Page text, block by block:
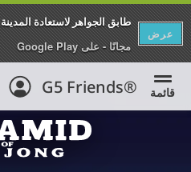
®Jewels of Rome: طابق الجواهر لاستعادة المدينة
مجانًا - على Google Play
عرض
G5 Friends® قائمة